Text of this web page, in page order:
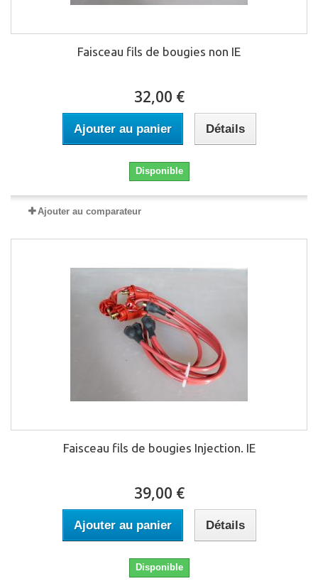
Faisceau fils de bougies non IE
32,00 €
Ajouter au panier Détails
Disponible
Ajouter au comparateur
Faisceau fils de bougies Injection. IE
39,00 €
Ajouter au panier Détails
Disponible